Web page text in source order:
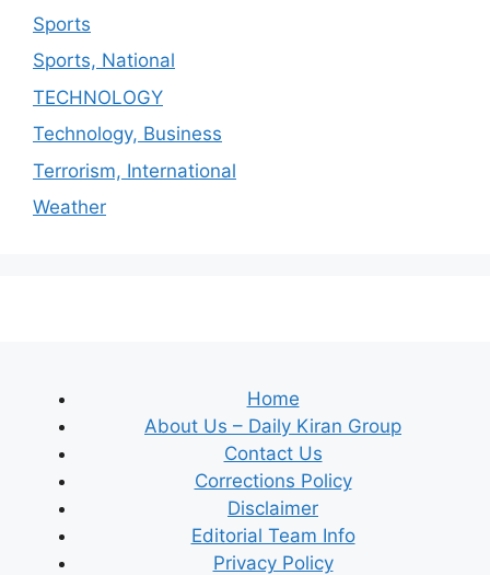
Sports
Sports, National
TECHNOLOGY
Technology, Business
Terrorism, International
Weather
Home
About Us – Daily Kiran Group
Contact Us
Corrections Policy
Disclaimer
Editorial Team Info
Privacy Policy